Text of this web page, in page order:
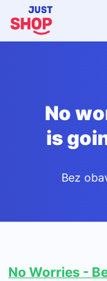
No
is
Bez
No Worries -